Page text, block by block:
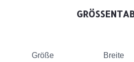
Größe Breite